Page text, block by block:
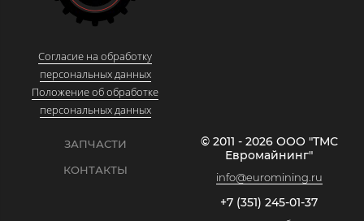
Согласие на обработку
персональных данных
Положение об обработке
персональных данных
ЗАПЧАСТИ
КОНТАКТЫ
© 2011 - 2026 ООО "ТМС
Евромайнинг"
info@euromining.ru
+7 (351) 245-01-37